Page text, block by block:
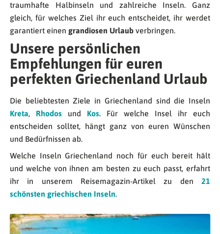
traumhafte Halbinseln und zahlreiche Inseln. Ganz
gleich, für welches Ziel ihr euch entscheidet, ihr werdet
garantiert einen grandiosen Urlaub verbringen.
Unsere persönlichen
Empfehlungen für euren
perfekten Griechenland Urlaub
Die beliebtesten Ziele in Griechenland sind die Inseln
Kreta, Rhodos und Kos. Für welche Insel ihr euch
entscheiden solltet, hängt ganz von euren Wünschen
und Bedürfnissen ab.
Welche Inseln Griechenland noch für euch bereit hält
und welche von ihnen am besten zu euch passt, erfahrt
ihr in unserem Reisemagazin-Artikel zu den 21
schönsten griechischen Inseln.